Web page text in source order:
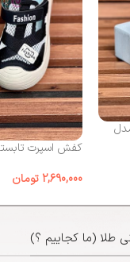
کفش اسپرت
2,690,000 تومان
طلا (ما کجاییم ؟)